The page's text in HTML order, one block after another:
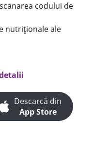
codului de
nutriționale ale
Descarcă din
App Store